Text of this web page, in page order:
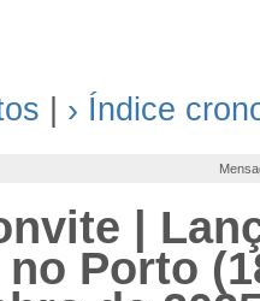
› Índice
|
Porto